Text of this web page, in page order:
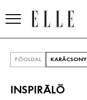
FŐOLDAL KARÁCSONY
INSPIRÁLÓ